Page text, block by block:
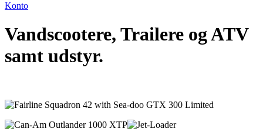
Konto
Vandscootere, Trailere og ATV
samt udstyr.